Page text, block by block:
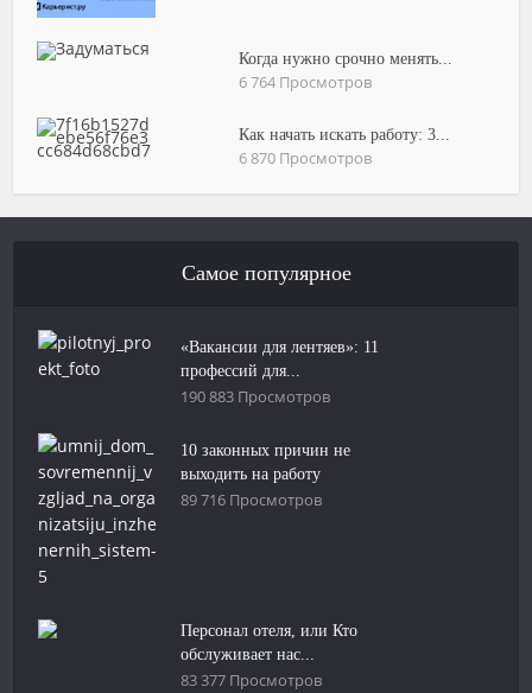
Когда нужно срочно менять...
6 764 Просмотров
Как начать искать работу: 3...
6 870 Просмотров
Самое популярное
«Вакансии для лентяев»: 11
профессий для...
190 883 Просмотров
10 законных причин не
выходить на работу
89 716 Просмотров
Персонал отеля, или Кто
обслуживает нас...
83 377 Просмотров